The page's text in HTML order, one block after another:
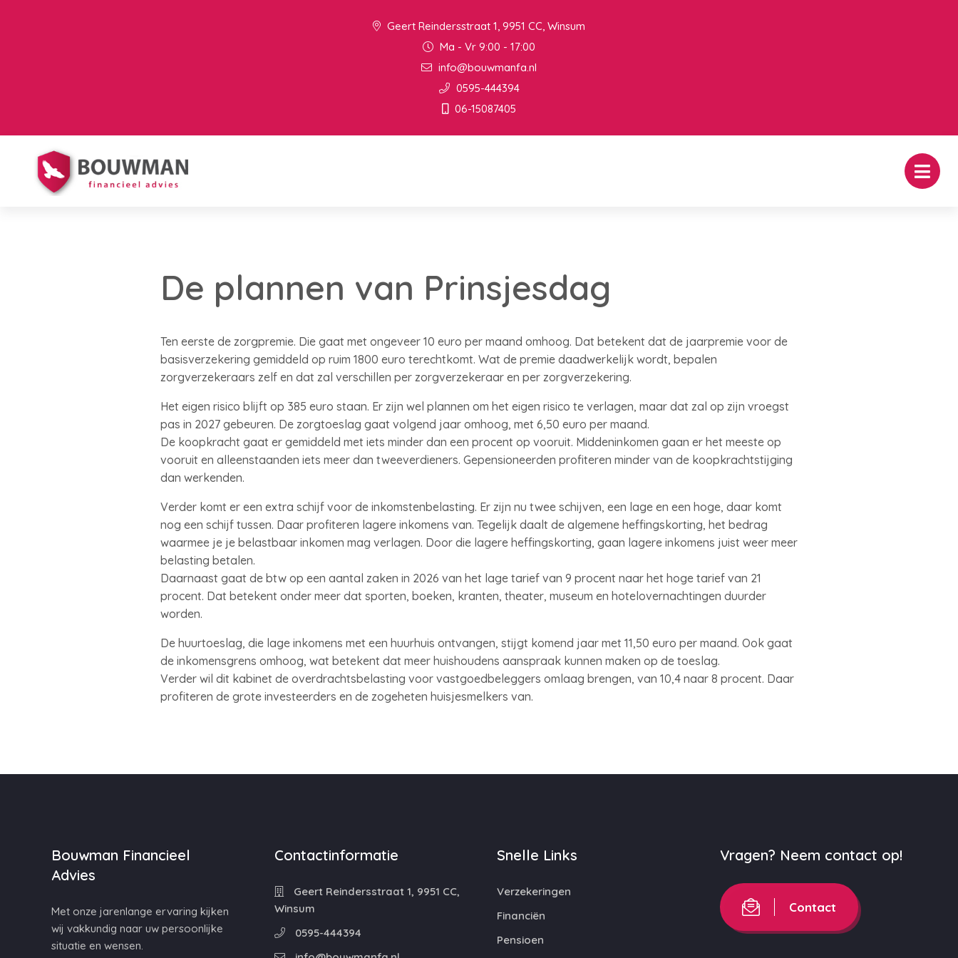
Geert Reindersstraat 1, 9951 CC, Winsum
Ma - Vr 9:00 - 17:00
info@bouwmanfa.nl
0595-444394
06-15087405
De plannen van Prinsjesdag
Ten eerste de zorgpremie. Die gaat met ongeveer 10 euro per maand omhoog. Dat betekent dat de jaarpremie voor de
basisverzekering gemiddeld op ruim 1800 euro terechtkomt. Wat de premie daadwerkelijk wordt, bepalen
zorgverzekeraars zelf en dat zal verschillen per zorgverzekeraar en per zorgverzekering.
Het eigen risico blijft op 385 euro staan. Er zijn wel plannen om het eigen risico te verlagen, maar dat zal op zijn vroegst
pas in 2027 gebeuren. De zorgtoeslag gaat volgend jaar omhoog, met 6,50 euro per maand.
De koopkracht gaat er gemiddeld met iets minder dan een procent op vooruit. Middeninkomen gaan er het meeste op
vooruit en alleenstaanden iets meer dan tweeverdieners. Gepensioneerden profiteren minder van de koopkrachtstijging
dan werkenden.
Verder komt er een extra schijf voor de inkomstenbelasting. Er zijn nu twee schijven, een lage en een hoge, daar komt
nog een schijf tussen. Daar profiteren lagere inkomens van. Tegelijk daalt de algemene heffingskorting, het bedrag
waarmee je je belastbaar inkomen mag verlagen. Door die lagere heffingskorting, gaan lagere inkomens juist weer meer
belasting betalen.
Daarnaast gaat de btw op een aantal zaken in 2026 van het lage tarief van 9 procent naar het hoge tarief van 21
procent. Dat betekent onder meer dat sporten, boeken, kranten, theater, museum en hotelovernachtingen duurder
worden.
De huurtoeslag, die lage inkomens met een huurhuis ontvangen, stijgt komend jaar met 11,50 euro per maand. Ook gaat
de inkomensgrens omhoog, wat betekent dat meer huishoudens aanspraak kunnen maken op de toeslag.
Verder wil dit kabinet de overdrachtsbelasting voor vastgoedbeleggers omlaag brengen, van 10,4 naar 8 procent. Daar
profiteren de grote investeerders en de zogeheten huisjesmelkers van.
Bouwman Financieel
Advies
Met onze jarenlange ervaring kijken
wij vakkundig naar uw persoonlijke
situatie en wensen.
Contactinformatie
Geert Reindersstraat 1, 9951 CC,
Winsum
0595-444394
Snelle Links
Verzekeringen
Financiën
Pensioen
Vragen? Neem contact op!
Contact